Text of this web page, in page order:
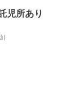
児所あり